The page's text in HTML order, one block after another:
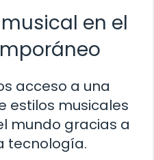
en el
acceso a una
estilos musicales
mundo gracias a
tecnología.